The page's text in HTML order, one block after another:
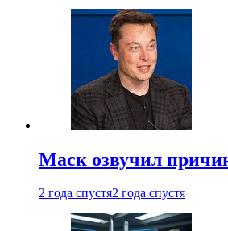
Маск озвучил
2 года спустя2 года спустя